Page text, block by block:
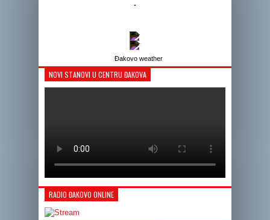
-
-
-
Đakovo weather
NOVI STANOVI U CENTRU ĐAKOVA
RADIO ĐAKOVO ONLINE